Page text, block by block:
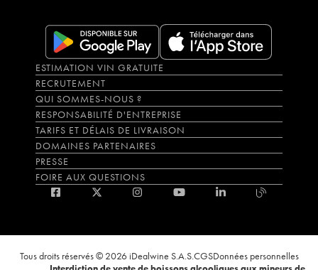
ESTIMATION VIN GRATUITE
RECRUTEMENT
QUI SOMMES-NOUS ?
RESPONSABILITÉ D'ENTREPRISE
TARIFS ET DÉLAIS DE LIVRAISON
DOMAINES PARTENAIRES
PRESSE
FOIRE AUX QUESTIONS
Tous droits réservés © 2026 iDealwine S.A.S.CGSDonnées personnelles